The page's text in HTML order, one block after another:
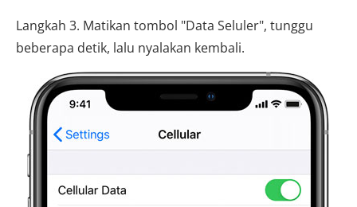
Langkah 3. Matikan tombol "Data Seluler", tunggu
beberapa detik, lalu nyalakan kembali.